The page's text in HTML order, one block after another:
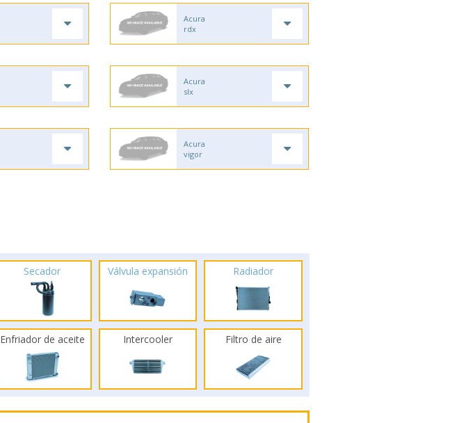
Acura
rdx
Acura
slx
Acura
vigor
Secador Válvula expansión Radiador
Enfriador de aceite Intercooler Filtro de aire